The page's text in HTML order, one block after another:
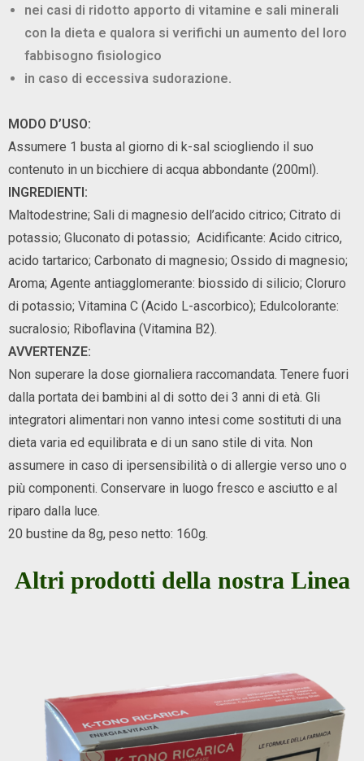
nei casi di ridotto apporto di vitamine e sali minerali
con la dieta e qualora si verifichi un aumento del loro
fabbisogno fisiologico
in caso di eccessiva sudorazione.
MODO D’USO:
Assumere 1 busta al giorno di k-sal sciogliendo il suo
contenuto in un bicchiere di acqua abbondante (200ml).
INGREDIENTI:
Maltodestrine; Sali di magnesio dell’acido citrico; Citrato di
potassio; Gluconato di potassio; Acidificante: Acido citrico,
acido tartarico; Carbonato di magnesio; Ossido di magnesio;
Aroma; Agente antiagglomerante: biossido di silicio; Cloruro
di potassio; Vitamina C (Acido L-ascorbico); Edulcolorante:
sucralosio; Riboflavina (Vitamina B2).
AVVERTENZE:
Non superare la dose giornaliera raccomandata. Tenere fuori
dalla portata dei bambini al di sotto dei 3 anni di età. Gli
integratori alimentari non vanno intesi come sostituti di una
dieta varia ed equilibrata e di un sano stile di vita. Non
assumere in caso di ipersensibilità o di allergie verso uno o
più componenti. Conservare in luogo fresco e asciutto e al
riparo dalla luce.
20 bustine da 8g, peso netto: 160g.
Altri prodotti della nostra Linea